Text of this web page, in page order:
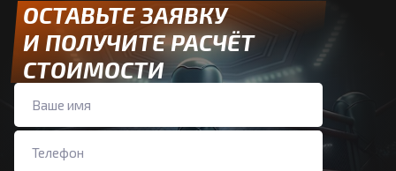
ОСТАВЬТЕ ЗАЯВКУ
И ПОЛУЧИТЕ РАСЧЁТ
СТОИМОСТИ